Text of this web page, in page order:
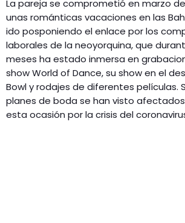
La pareja se comprometió en marzo
unas románticas vacaciones en las
ido posponiendo el enlace por los
laborales de la neoyorquina, que
meses ha estado inmersa en
show World of Dance, su show en el
Bowl y rodajes de diferentes películas.
planes de boda se han visto
esta ocasión por la crisis del